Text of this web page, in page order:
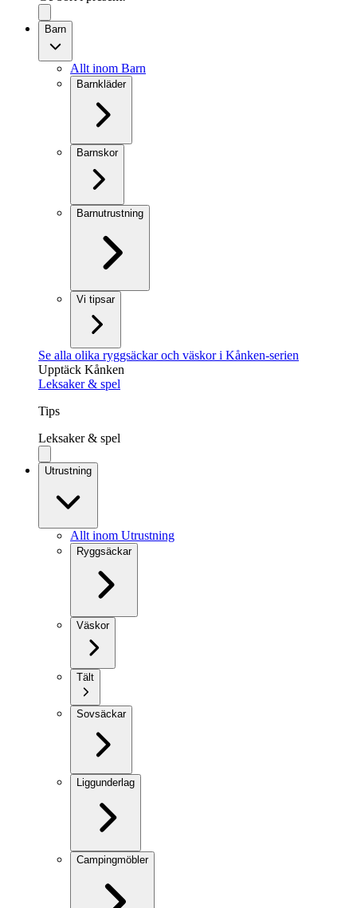
Barn
Allt inom Barn
Barnkläder
Barnskor
Barnutrustning
Vi tipsar
Se alla olika ryggsäckar och väskor i Kånken-serien
Upptäck Kånken
Leksaker & spel
Tips
Leksaker & spel
Utrustning
Allt inom Utrustning
Ryggsäckar
Väskor
Tält
Sovsäckar
Liggunderlag
Campingmöbler